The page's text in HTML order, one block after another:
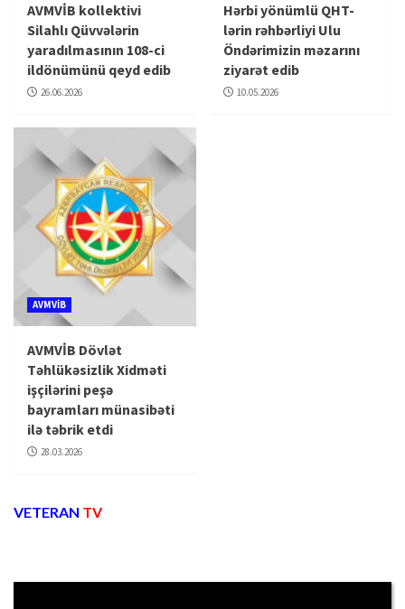
AVMVİB kollektivi
Silahlı Qüvvələrin
yaradılmasının 108-ci
ildönümünü qeyd edib
26.06.2026
Hərbi yönümlü QHT-
lərin rəhbərliyi Ulu
Öndərimizin məzarını
ziyarət edib
10.05.2026
AVMVİB
AVMVİB Dövlət
Təhlükəsizlik Xidməti
işçilərini peşə
bayramları münasibəti
ilə təbrik etdi
28.03.2026
VETERAN TV